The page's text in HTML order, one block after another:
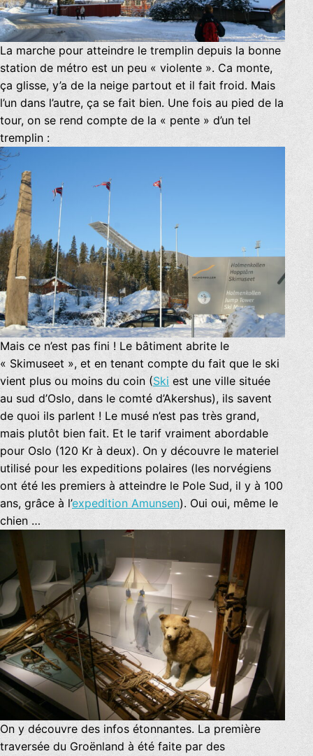
La marche pour atteindre le tremplin depuis la bonne
station de métro est un peu « violente ». Ca monte,
ça glisse, y’a de la neige partout et il fait froid. Mais
l’un dans l’autre, ça se fait bien. Une fois au pied de la
tour, on se rend compte de la « pente » d’un tel
tremplin :
Mais ce n’est pas fini ! Le bâtiment abrite le
« Skimuseet », et en tenant compte du fait que le ski
vient plus ou moins du coin (Ski est une ville située
au sud d’Oslo, dans le comté d’Akershus), ils savent
de quoi ils parlent ! Le musé n’est pas très grand,
mais plutôt bien fait. Et le tarif vraiment abordable
pour Oslo (120 Kr à deux). On y découvre le materiel
utilisé pour les expeditions polaires (les norvégiens
ont été les premiers à atteindre le Pole Sud, il y à 100
ans, grâce à l’expedition Amunsen). Oui oui, même le
chien …
On y découvre des infos étonnantes. La première
traversée du Groënland à été faite par des